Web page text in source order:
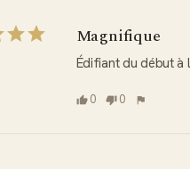
Magnifique
Édifiant du début à
0 0